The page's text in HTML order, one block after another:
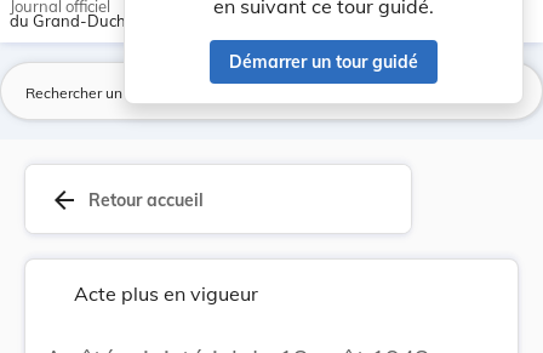
en suivant ce tour guidé.
Démarrer un tour guidé
Journal officiel
du Grand-Duché de Luxembourg
arrow_back Retour accueil
Acte plus en vigueur